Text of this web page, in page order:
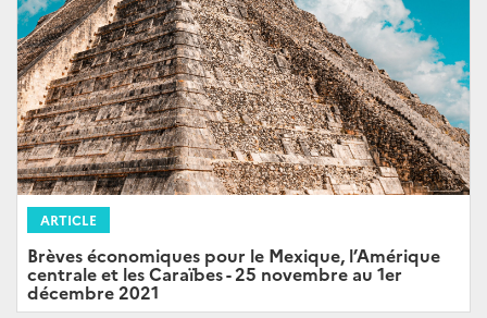
ARTICLE
Brèves économiques pour le Mexique, l’Amérique
centrale et les Caraïbes - 25 novembre au 1er
décembre 2021